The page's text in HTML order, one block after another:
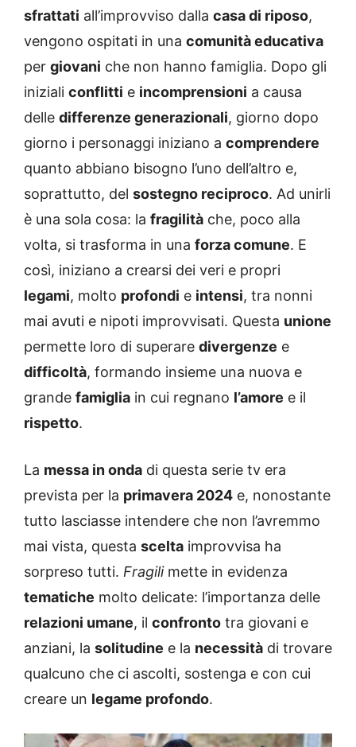
sfrattati all’improvviso dalla casa di riposo,
vengono ospitati in una comunità educativa
per giovani che non hanno famiglia. Dopo gli
iniziali conflitti e incomprensioni a causa
delle differenze generazionali, giorno dopo
giorno i personaggi iniziano a comprendere
quanto abbiano bisogno l’uno dell’altro e,
soprattutto, del sostegno reciproco. Ad unirli
è una sola cosa: la fragilità che, poco alla
volta, si trasforma in una forza comune. E
così, iniziano a crearsi dei veri e propri
legami, molto profondi e intensi, tra nonni
mai avuti e nipoti improvvisati. Questa unione
permette loro di superare divergenze e
difficoltà, formando insieme una nuova e
grande famiglia in cui regnano l’amore e il
rispetto.
La messa in onda di questa serie tv era
prevista per la primavera 2024 e, nonostante
tutto lasciasse intendere che non l’avremmo
mai vista, questa scelta improvvisa ha
sorpreso tutti. Fragilimette in evidenza
tematiche molto delicate: l’importanza delle
relazioni umane, il confronto tra giovani e
anziani, la solitudine e la necessità di trovare
qualcuno che ci ascolti, sostenga e con cui
creare un legame profondo.